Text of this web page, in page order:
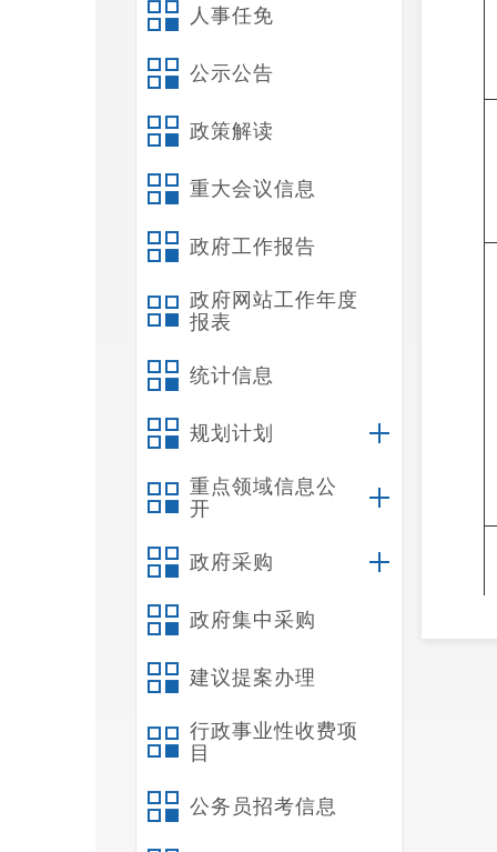
人事任免
公示公告
政策解读
重大会议信息
政府工作报告
政府网站工作年度
报表
统计信息
规划计划
重点领域信息公
开
政府采购
政府集中采购
建议提案办理
行政事业性收费项
目
公务员招考信息